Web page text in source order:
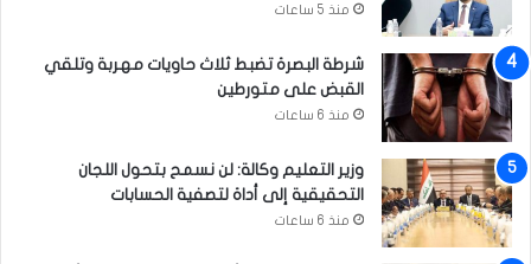
د
ا
ل
إ
م
ا
م
ا
ل
ح
منذ 5 ساعات
شرطة البصرة تضبط ثلاث حاويات مهربة وتلقي
القبض على متورطين
منذ 6 ساعات
وزير التعليم وكالة: لن نسمح بتحول اللجان
التحقيقية إلى أداة لتصفية الحسابات
منذ 6 ساعات